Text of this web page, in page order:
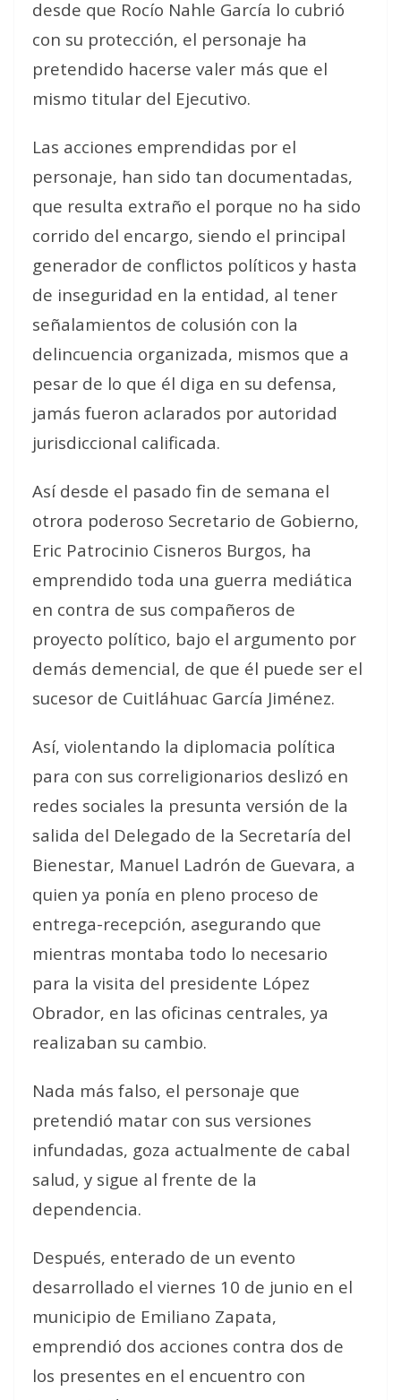
desde que Rocío Nahle García lo cubrió
con su protección, el personaje ha
pretendido hacerse valer más que el
mismo titular del Ejecutivo.
Las acciones emprendidas por el
personaje, han sido tan documentadas,
que resulta extraño el porque no ha sido
corrido del encargo, siendo el principal
generador de conflictos políticos y hasta
de inseguridad en la entidad, al tener
señalamientos de colusión con la
delincuencia organizada, mismos que a
pesar de lo que él diga en su defensa,
jamás fueron aclarados por autoridad
jurisdiccional calificada.
Así desde el pasado fin de semana el
otrora poderoso Secretario de Gobierno,
Eric Patrocinio Cisneros Burgos, ha
emprendido toda una guerra mediática
en contra de sus compañeros de
proyecto político, bajo el argumento por
demás demencial, de que él puede ser el
sucesor de Cuitláhuac García Jiménez.
Así, violentando la diplomacia política
para con sus correligionarios deslizó en
redes sociales la presunta versión de la
salida del Delegado de la Secretaría del
Bienestar, Manuel Ladrón de Guevara, a
quien ya ponía en pleno proceso de
entrega-recepción, asegurando que
mientras montaba todo lo necesario
para la visita del presidente López
Obrador, en las oficinas centrales, ya
realizaban su cambio.
Nada más falso, el personaje que
pretendió matar con sus versiones
infundadas, goza actualmente de cabal
salud, y sigue al frente de la
dependencia.
Después, enterado de un evento
desarrollado el viernes 10 de junio en el
municipio de Emiliano Zapata,
emprendió dos acciones contra dos de
los presentes en el encuentro con